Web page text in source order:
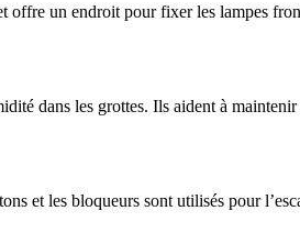
offre un endroit pour fixer les lampes
dans les grottes. Ils aident à
et les bloqueurs sont utilisés pour